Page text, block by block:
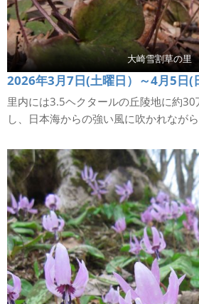
大崎雪割草の里
2026年3月7日(土曜日）～4月5日(
里内には3.5ヘクタールの丘陵地に約
し、日本海からの強い風に吹かれなが